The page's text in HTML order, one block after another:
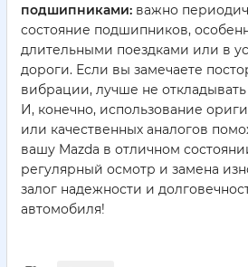
подшипниками: важно
состояние подшипников,
длительными поездками или в
дороги. Если вы замечаете
вибрации, лучше не откладывать
И, конечно, использование
или качественных аналогов
вашу Mazda в отличном
регулярный осмотр и замена
залог надежности и
автомобиля!